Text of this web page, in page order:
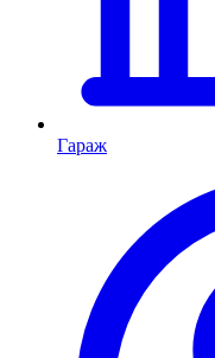
Гараж